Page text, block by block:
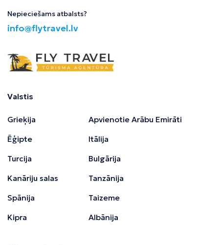
Nepieciešams atbalsts?
info@flytravel.lv
Valstis
Grieķija
Ēģipte
Turcija
Kanāriju salas
Spānija
Kipra
Apvienotie Arābu Emirāti
Itālija
Bulgārija
Tanzānija
Taizeme
Albānija